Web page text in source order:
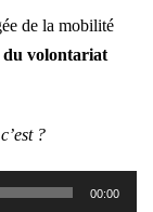
de la mobilité
du volontariat
?
00:00